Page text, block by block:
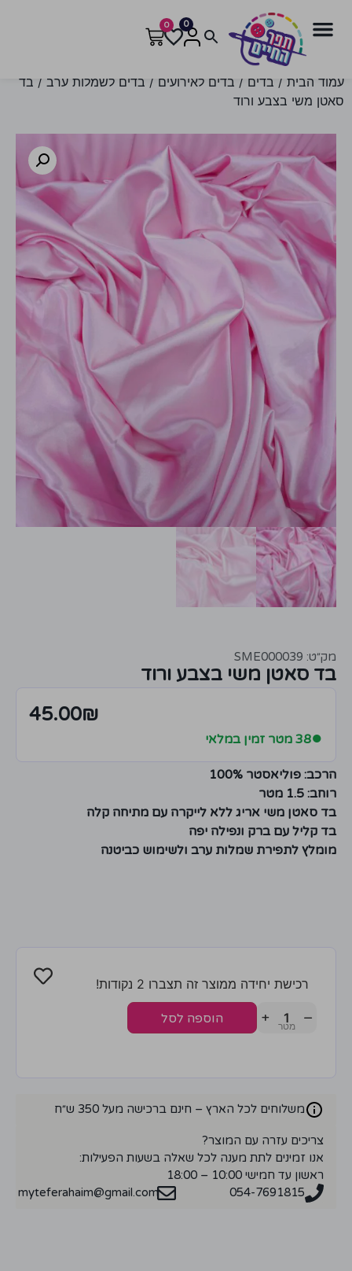
0
0
עמוד הבית / בדים / בדים לאירועים / בדים לשמלות ערב / בד
סאטן משי בצבע ורוד
מק״ט: SME000039
בד סאטן משי בצבע ורוד
45.00₪
●38 מטר זמין במלאי
הרכב: פוליאסטר 100%
רוחב: 1.5 מטר
בד סאטן משי אריג ללא לייקרה עם מתיחה קלה
בד קליל עם ברק ונפילה יפה
מומלץ לתפירת שמלות ערב ולשימוש כביטנה
רכישת יחידה ממוצר זה תצברו 2 נקודות!
−
+ הוספה לסל
משלוחים לכל הארץ – חינם ברכישה מעל 350 ש״ח
צריכים עזרה עם המוצר?
אנו זמינים לתת מענה לכל שאלה בשעות הפעילות:
ראשון עד חמישי 10:00 – 18:00
054-7691815
myteferahaim@gmail.com